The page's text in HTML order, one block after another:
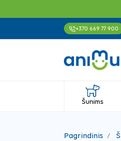
+370 669 77 900
Šunims
Pagrindinis